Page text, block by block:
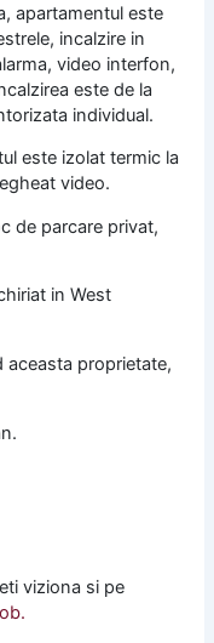
apartamentul este
incalzire in
video interfon,
este de la
individual.
este izolat termic la
video.
de parcare privat,
in West
aceasta proprietate,
viziona si pe